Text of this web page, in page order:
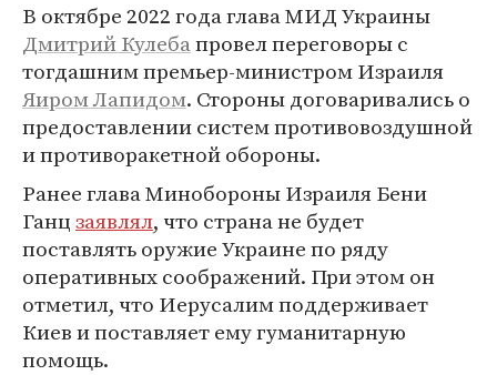
В октябре 2022 года глава МИД Украины
Дмитрий Кулебапровел переговоры с
тогдашним премьер-министром Израиля
Яиром Лапидом. Стороны договаривались о
предоставлении систем противовоздушной
и противоракетной обороны.
Ранее глава Минобороны Израиля Бени
Ганцзаявлял, что страна не будет
поставлять оружие Украине по ряду
оперативных соображений. При этом он
отметил, что Иерусалим поддерживает
Киев и поставляет ему гуманитарную
помощь.